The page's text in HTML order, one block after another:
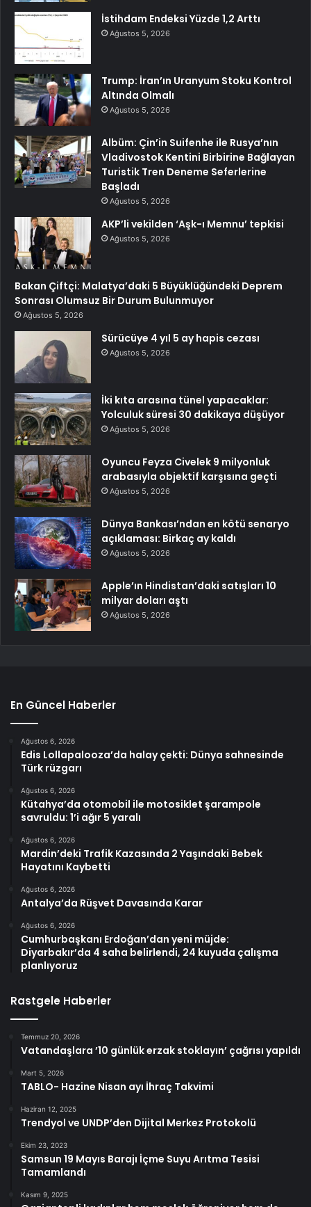
İstihdam Endeksi Yüzde 1,2 Arttı
Ağustos 5, 2026
Trump: İran’ın Uranyum Stoku Kontrol
Altında Olmalı
Ağustos 5, 2026
Albüm: Çin’in Suifenhe ile Rusya’nın
Vladivostok Kentini Birbirine Bağlayan
Turistik Tren Deneme Seferlerine
Başladı
Ağustos 5, 2026
AKP’li vekilden ‘Aşk-ı Memnu’ tepkisi
Ağustos 5, 2026
Bakan Çiftçi: Malatya’daki 5 Büyüklüğündeki Deprem
Sonrası Olumsuz Bir Durum Bulunmuyor
Ağustos 5, 2026
Sürücüye 4 yıl 5 ay hapis cezası
Ağustos 5, 2026
İki kıta arasına tünel yapacaklar:
Yolculuk süresi 30 dakikaya düşüyor
Ağustos 5, 2026
Oyuncu Feyza Civelek 9 milyonluk
arabasıyla objektif karşısına geçti
Ağustos 5, 2026
Dünya Bankası’ndan en kötü senaryo
açıklaması: Birkaç ay kaldı
Ağustos 5, 2026
Apple’ın Hindistan’daki satışları 10
milyar doları aştı
Ağustos 5, 2026
En Güncel Haberler
Ağustos 6, 2026
Edis Lollapalooza’da halay çekti: Dünya sahnesinde
Türk rüzgarı
Ağustos 6, 2026
Kütahya’da otomobil ile motosiklet şarampole
savruldu: 1’i ağır 5 yaralı
Ağustos 6, 2026
Mardin’deki Trafik Kazasında 2 Yaşındaki Bebek
Hayatını Kaybetti
Ağustos 6, 2026
Antalya’da Rüşvet Davasında Karar
Ağustos 6, 2026
Cumhurbaşkanı Erdoğan’dan yeni müjde:
Diyarbakır’da 4 saha belirlendi, 24 kuyuda çalışma
planlıyoruz
Rastgele Haberler
Temmuz 20, 2026
Vatandaşlara ’10 günlük erzak stoklayın’ çağrısı yapıldı
Mart 5, 2026
TABLO- Hazine Nisan ayı İhraç Takvimi
Haziran 12, 2025
Trendyol ve UNDP’den Dijital Merkez Protokolü
Ekim 23, 2023
Samsun 19 Mayıs Barajı İçme Suyu Arıtma Tesisi
Tamamlandı
Kasım 9, 2025